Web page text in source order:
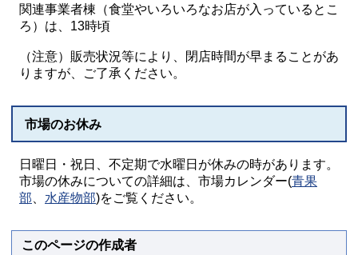
関連事業者棟（食堂やいろいろなお店が入っているとこ
ろ）は、13時頃
（注意）販売状況等により、閉店時間が早まることがあ
りますが、ご了承ください。
市場のお休み
日曜日・祝日、不定期で水曜日が休みの時があります。
市場の休みについての詳細は、市場カレンダー(青果
部
水産物部)をご覧ください。
このページの作成者